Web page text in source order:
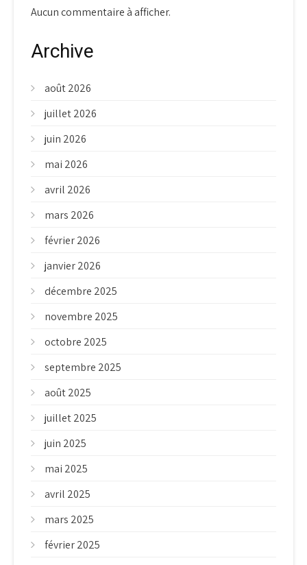
Aucun commentaire à afficher.
Archive
août 2026
juillet 2026
juin 2026
mai 2026
avril 2026
mars 2026
février 2026
janvier 2026
décembre 2025
novembre 2025
octobre 2025
septembre 2025
août 2025
juillet 2025
juin 2025
mai 2025
avril 2025
mars 2025
février 2025